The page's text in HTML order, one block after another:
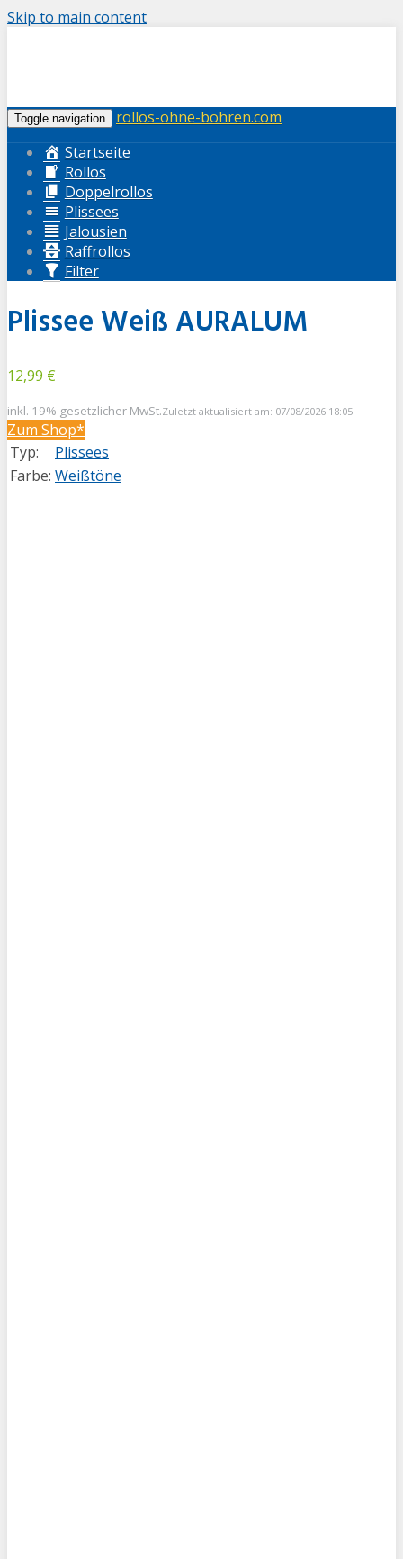
Skip to main content
Toggle navigation
rollos-ohne-bohren.com
Startseite
Rollos
Doppelrollos
Plissees
Jalousien
Raffrollos
Filter
Plissee Weiß AURALUM
12,99 €
inkl. 19% gesetzlicher MwSt.Zuletzt aktualisiert am: 07/08/2026 18:05
Zum Shop*
Typ:
Plissees
Farbe: Weißtöne